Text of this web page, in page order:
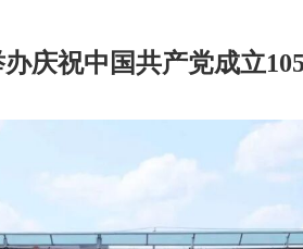
庆祝中国共产党成立